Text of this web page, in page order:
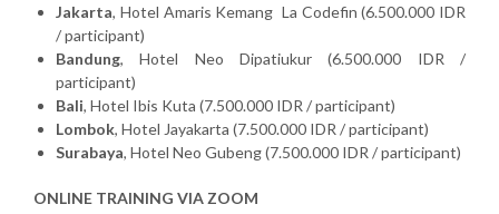
Jakarta, Hotel Amaris Kemang La Codefin (6.500.000 IDR
/ participant)
Bandung, Hotel Neo Dipatiukur (6.500.000 IDR /
participant)
Bali, Hotel Ibis Kuta (7.500.000 IDR / participant)
Lombok, Hotel Jayakarta (7.500.000 IDR / participant)
Surabaya, Hotel Neo Gubeng (7.500.000 IDR / participant)
ONLINE TRAINING VIA ZOOM